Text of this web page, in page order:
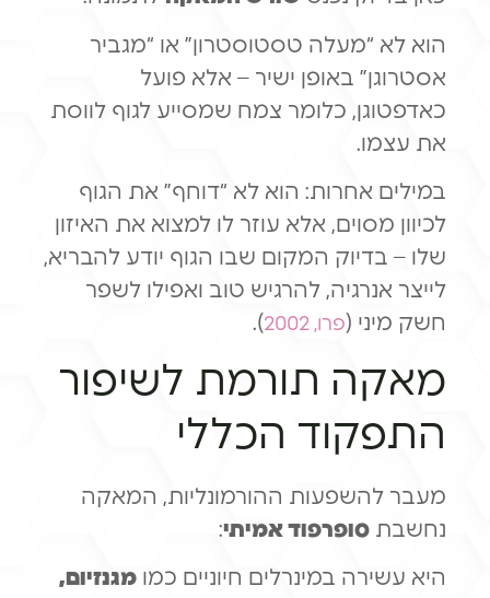
הוא לא “מעלה טסטוסטרון” או “מגביר
אסטרוגן” באופן ישיר – אלא פועל
כאדפטוגן, כלומר צמח שמסייע לגוף לווסת
את עצמו.
במילים אחרות: הוא לא “דוחף” את הגוף
לכיוון מסוים, אלא עוזר לו למצוא את האיזון
שלו – בדיוק המקום שבו הגוף יודע להבריא,
לייצר אנרגיה, להרגיש טוב ואפילו לשפר
חשק מיני (פרו, 2002 ).
מאקה תורמת לשיפור
התפקוד הכללי
מעבר להשפעות ההורמונליות, המאקה
נחשבתסופרפוד אמיתי:
היא עשירה במינרלים חיוניים כמומגנזיום,